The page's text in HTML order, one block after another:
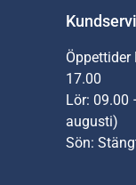
Öppettider
17.00
Lör: 09.00
augusti)
Sön: